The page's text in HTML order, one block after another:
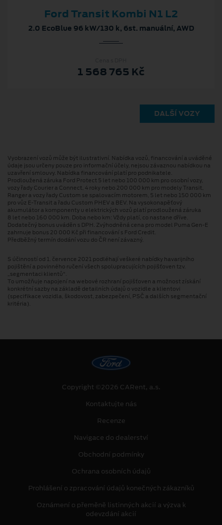
Ford Transit Kombi N1 L2
2.0 EcoBlue 96 kW/130 k, 6st. manuální, AWD
1 568 765 Kč
DALŠÍ VOZY
Vyobrazení vozů může být ilustrativní. Nabídka vozů, financování a uváděné
údaje jsou určeny pouze pro informační účely, nejsou závaznou nabídkou na
uzavření smlouvy. Nabídka financování platí pro podnikatele.
Prodloužená záruka Ford Protect 5 let nebo 100 000 km pro osobní vozy,
vozy řady Courier a Connect, 4 roky nebo 200 000 km pro modely Transit,
Ranger a vozy řady Custom se spalovacím motorem, 5 let nebo 150 000 km
pro vůz E-Transit a řadu Custom PHEV a BEV. Na vysokonapěťový
akumulátor a komponenty u elektrických vozů platí prodloužená záruka
8 let nebo 160 000 km. Doba nebo km: Vždy platí, co nastane dříve.
Dodatečný bonus uváděn s DPH. Zvýhodněná cena pro model Puma Gen⁠-⁠E
zahrnuje bonus 20 000 Kč při financování s Ford Credit.
Předběžný termín dodání vozu do ČR není závazný.
S účinností od 1. července 2021 podléhají veškeré nabídky havarijního
pojištění a povinného ručení všech spolupracujících pojišťoven tzv.
„segmentaci klientů“.
To umožňuje napojení na webové rozhraní pojišťoven a možnost získání
konkrétní sazby na základě detailních údajů o vozidle a klientovi
(specifikace vozidla, škodovost, zabezpečení, PSČ a dalších segmentační
kritéria).
Copyright ©2026 CARent, a.s.
Kontaktujte nás
Recenze
Navigace do dealerství
Obchodní podmínky
Ochrana osobních údajů
Prohlášení o zpracování údajů konečných zákazníků
Oznámení o přeměně listinných akcií a výzva k
odevzdání akcií